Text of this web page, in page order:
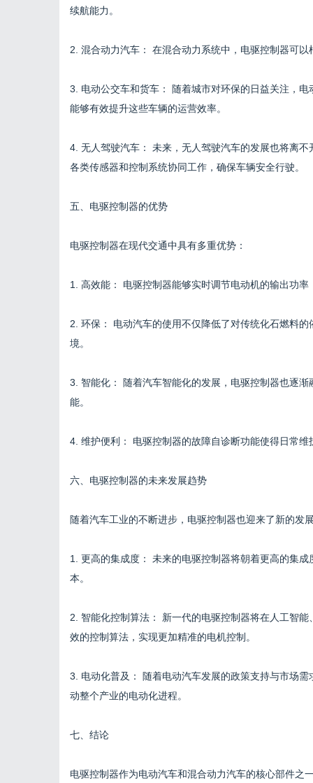
续航能力。
2. 混合动力汽车： 在混合动力系统中，电驱控制器可
3. 电动公交车和货车： 随着城市对环保的日益关注，
能够有效提升这些车辆的运营效率。
4. 无人驾驶汽车： 未来，无人驾驶汽车的发展也将离
各类传感器和控制系统协同工作，确保车辆安全行驶。
五、电驱控制器的优势
电驱控制器在现代交通中具有多重优势：
1. 高效能： 电驱控制器能够实时调节电动机的输出功
2. 环保： 电动汽车的使用不仅降低了对传统化石燃料
境。
3. 智能化： 随着汽车智能化的发展，电驱控制器也逐
能。
4. 维护便利： 电驱控制器的故障自诊断功能使得日常
六、电驱控制器的未来发展趋势
随着汽车工业的不断进步，电驱控制器也迎来了新的发
1. 更高的集成度： 未来的电驱控制器将朝着更高的集
本。
2. 智能化控制算法： 新一代的电驱控制器将在人工智
效的控制算法，实现更加精准的电机控制。
3. 电动化普及： 随着电动汽车发展的政策支持与市场
动整个产业的电动化进程。
七、结论
电驱控制器作为电动汽车和混合动力汽车的核心部件之